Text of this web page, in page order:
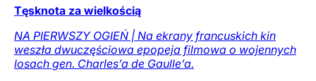
Tęsknota za wielkością
NA PIERWSZY OGIEŃ | Na ekrany francuskich kin
weszła dwuczęściowa epopeja filmowa o wojennych
losach gen. Charles’a de Gaulle’a.